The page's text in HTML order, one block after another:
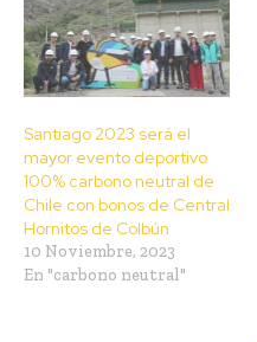
Santiago 2023 será el
mayor evento deportivo
100% carbono neutral de
Chile con bonos de Central
Hornitos de Colbún
10 Noviembre, 2023
En "carbono neutral"